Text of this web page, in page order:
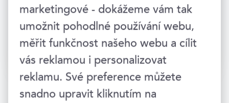
Přihlásit →
marketingové - dokážeme vám tak
umožnit pohodlné používání webu,
měřit funkčnost našeho webu a cílit
vás reklamou i personalizovat
reklamu. Své preference můžete
snadno upravit kliknutím na